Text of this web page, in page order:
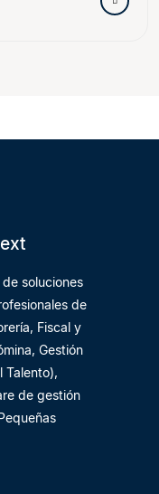
soluciones
de
Fiscal y
Gestión
Talento),
de gestión